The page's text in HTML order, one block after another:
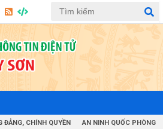
ĐẢNG, CHÍNH QUYỀN AN NINH QUỐC PHÒNG